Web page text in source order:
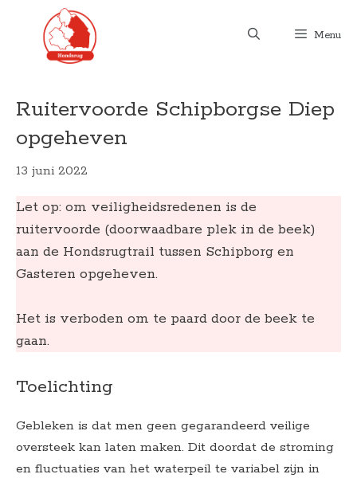
Menu
Ruitervoorde Schipborgse Diep
opgeheven
13 juni 2022
Let op: om veiligheidsredenen is de
ruitervoorde (doorwaadbare plek in de beek)
aan de Hondsrugtrail tussen Schipborg en
Gasteren opgeheven.
Het is verboden om te paard door de beek te
gaan.
Toelichting
Gebleken is dat men geen gegarandeerd veilige
oversteek kan laten maken. Dit doordat de stroming
en fluctuaties van het waterpeil te variabel zijn in